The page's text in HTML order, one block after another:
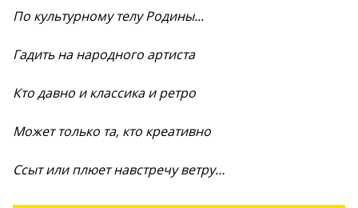
По культурному телу Родины...
Гадить на народного артиста
Кто давно и классика и ретро
Может только та, кто креативно
Ссыт или плюет навстречу ветру…